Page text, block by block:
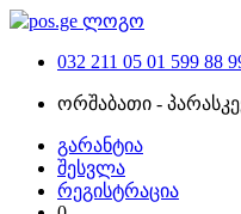
032 211 05 01 599 88
ორშაბათი -
გარანტია
შესვლა
რეგისტრაცია